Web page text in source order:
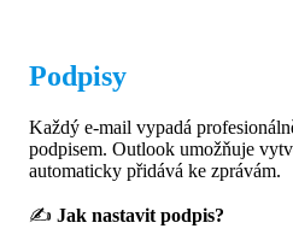
Podpisy
Každý e-mail vypadá
podpisem. Outlook umožňuje
automaticky přidává ke zprávám.
✍ Jak nastavit podpis?